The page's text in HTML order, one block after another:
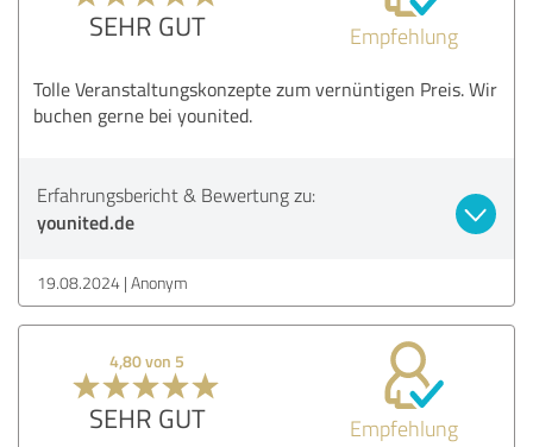
SEHR GUT Empfehlung
Tolle Veranstaltungskonzepte zum vernüntigen Preis. Wir
buchen gerne bei younited.
Erfahrungsbericht & Bewertung zu:
younited.de
19.08.2024 Anonym
4,80 von 5
SEHR GUT Empfehlung